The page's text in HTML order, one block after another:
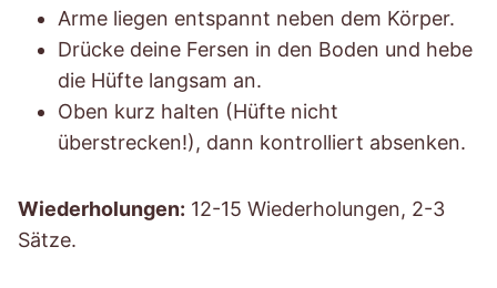
Arme liegen entspannt neben dem Körper.
Drücke deine Fersen in den Boden und hebe
die Hüfte langsam an.
Oben kurz halten (Hüfte nicht
überstrecken!), dann kontrolliert absenken.
Wiederholungen: 12-15 Wiederholungen, 2-3
Sätze.